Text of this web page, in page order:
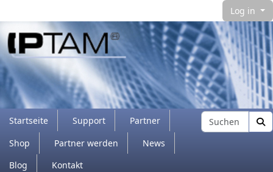
Log in
Navigation and related functionality and
Startseite Support
Partner
Shop
Partner werden
News
Blog
Kontakt
Find